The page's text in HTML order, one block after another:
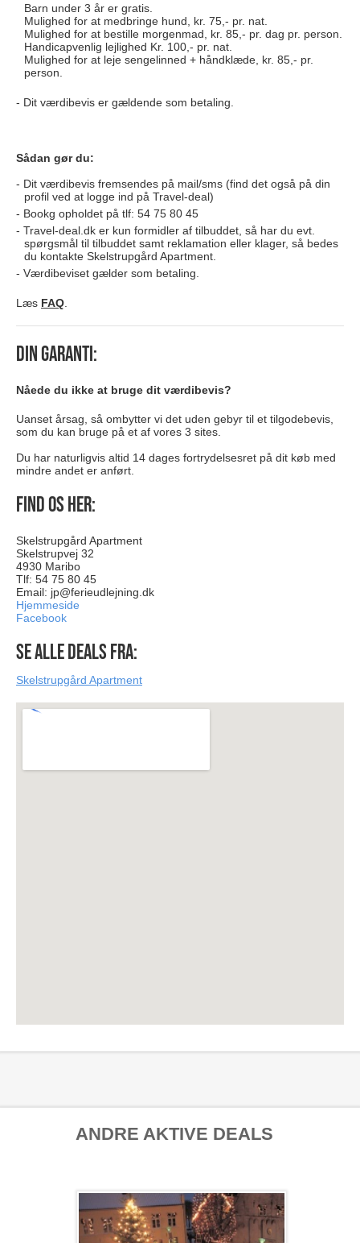
Barn under 3 år er gratis.
Mulighed for at medbringe hund, kr. 75,- pr. nat.
Mulighed for at bestille morgenmad, kr. 85,- pr. dag pr. person.
Handicapvenlig lejlighed Kr. 100,- pr. nat.
Mulighed for at leje sengelinned + håndklæde, kr. 85,- pr.
person.
Dit værdibevis er gældende som betaling.
Sådan gør du:
Dit værdibevis fremsendes på mail/sms (find det også på din
profil ved at logge ind på Travel-deal)
Bookg opholdet på tlf: 54 75 80 45
Travel-deal.dk er kun formidler af tilbuddet, så har du evt.
spørgsmål til tilbuddet samt reklamation eller klager, så bedes
du kontakte Skelstrupgård Apartment.
Værdibeviset gælder som betaling.
Læs FAQ
Din garanti:
Nåede du ikke at bruge dit værdibevis?
Uanset årsag, så ombytter vi det uden gebyr til et tilgodebevis,
som du kan bruge på et af vores 3 sites.
Du har naturligvis altid 14 dages fortrydelsesret på dit køb med
mindre andet er anført.
Find os her:
Skelstrupgård Apartment
Skelstrupvej 32
4930 Maribo
Tlf: 54 75 80 45
Email: jp@ferieudlejning.dk
Hjemmeside
Facebook
Se alle deals fra:
Skelstrupgård Apartment
ANDRE AKTIVE DEALS